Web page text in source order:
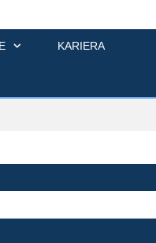
KARIERA